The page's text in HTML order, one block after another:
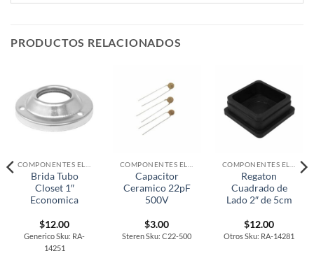
PRODUCTOS RELACIONADOS
Brida Tubo
Closet 1″
Economica
$12.00
Generico Sku: RA-
14251
Capacitor
Ceramico 22pF
500V
$3.00
Steren Sku: C22-500
Regaton
Cuadrado de
Lado 2″ de 5cm
$12.00
Otros Sku: RA-14281